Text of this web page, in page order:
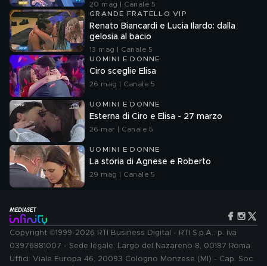
20 mag | Canale 5
GRANDE FRATELLO VIP
Renato Biancardi e Lucia Ilardo: dalla
gelosia al bacio
13 mag | Canale 5
UOMINI E DONNE
Ciro sceglie Elisa
26 mag | Canale 5
UOMINI E DONNE
Esterna di Ciro e Elisa - 27 marzo
26 mar | Canale 5
UOMINI E DONNE
La storia di Agnese e Roberto
29 mag | Canale 5
Copyright ©1999-2026 RTI Business Digital - RTI S.p.A.: p. iva
03976881007 - Sede legale: Largo del Nazareno 8, 00187 Roma.
Uffici: Viale Europa 46, 20093 Cologno Monzese (MI) - Cap. Soc.